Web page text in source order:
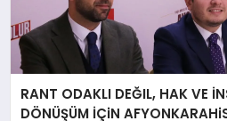
RANT ODAKLI DEĞIL, HAK VE
DÖNÜŞÜM İÇiN